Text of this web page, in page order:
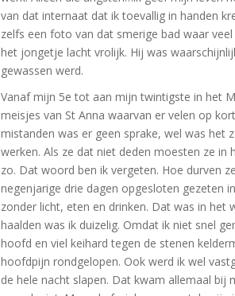
van dat internaat dat ik toevallig in handen
zelfs een foto van dat smerige bad waar
het jongetje lacht vrolijk. Hij was
gewassen werd.
Vanaf mijn 5e tot aan mijn twintigste in het
meisjes van St Anna waarvan er velen op
mistanden was er geen sprake, wel was het
werken. Als ze dat niet deden moesten ze
zo. Dat woord ben ik vergeten. Hoe durven
negenjarige drie dagen opgesloten gezeten
zonder licht, eten en drinken. Dat was in het
haalden was ik duizelig. Omdat ik niet snel
hoofd en viel keihard tegen de stenen
hoofdpijn rondgelopen. Ook werd ik wel
de hele nacht slapen. Dat kwam allemaal